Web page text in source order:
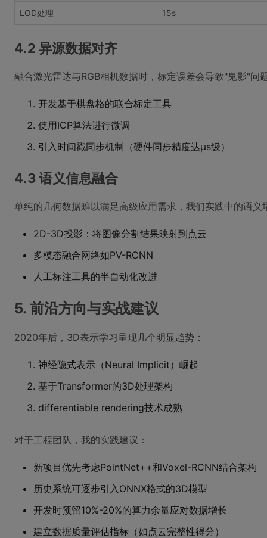
LOD处理 15s
4.2 异源数据对齐
融合激光雷达与RGB相机数据时，标定误差会导致"鬼影"问
开发基于棋盘格的联合标定工具
使用ICP算法进行微调
引入时间戳同步机制（硬件同步精度达μs级）
4.3 语义信息融合
单纯的几何数据难以满足高级应用需求，我们实践中的语义
2D-3D投影：将图像分割结果映射到点云
多模态融合网络如PV-RCNN
人工标注工具的半自动化改进
5. 前沿方向与实战建议
2020年后，3D表示学习呈现几个明显趋势：
神经隐式表示（Neural Implicit）崛起
基于Transformer的3D处理架构
differentiable rendering技术成熟
对于工程团队，我的实践建议：
新项目优先考虑PointNet++和Voxel-RCNN结合架构
历史系统可逐步引入ONNX格式的3D模型
开发时预留10%-20%的算力余量应对数据增长
建立数据质量评估指标（如点云完整性得分）